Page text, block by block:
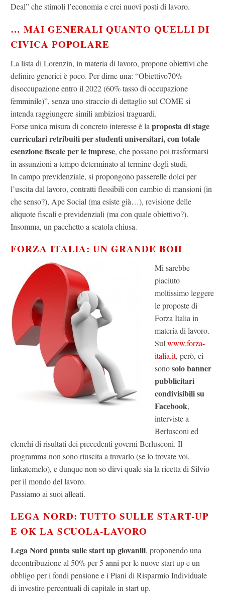
Deal” che stimoli l’economia e crei nuovi posti di lavoro.
… MAI GENERALI QUANTO QUELLI DI
CIVICA POPOLARE
La lista di Lorenzin, in materia di lavoro, propone obiettivi che
definire generici è poco. Per dirne una: “Obiettivo70%
disoccupazione entro il 2022 (60% tasso di occupazione
femminile)”, senza uno straccio di dettaglio sul COME si
intenda raggiungere simili ambiziosi traguardi.
Forse unica misura di concreto interesse è la proposta di stage
curriculari retribuiti per studenti universitari, con totale
esenzione fiscale per le imprese, che possano poi trasformarsi
in assunzioni a tempo determinato al termine degli studi.
In campo previdenziale, si propongono passerelle dolci per
l’uscita dal lavoro, contratti flessibili con cambio di mansioni (in
che senso?), Ape Social (ma esiste già…), revisione delle
aliquote fiscali e previdenziali (ma con quale obiettivo?).
Insomma, un pacchetto a scatola chiusa.
FORZA ITALIA: UN GRANDE BOH
Mi sarebbe
piaciuto
moltissimo leggere
le proposte di
Forza Italia in
materia di lavoro.
Sul www.forza-
italia.it, però, ci
sonosolo banner
pubblicitari
condivisibili su
Facebook,
interviste a
Berlusconi ed
elenchi di risultati dei precedenti governi Berlusconi. Il
programma non sono riuscita a trovarlo (se lo trovate voi,
linkatemelo), e dunque non so dirvi quale sia la ricetta di Silvio
per il mondo del lavoro.
Passiamo ai suoi alleati.
LEGA NORD: TUTTO SULLE START-UP
E OK LA SCUOLA-LAVORO
Lega Nord punta sulle start up giovanili, proponendo una
decontribuzione al 50% per 5 anni per le nuove start up e un
obbligo per i fondi pensione e i Piani di Risparmio Individuale
di investire percentuali di capitale in start up.